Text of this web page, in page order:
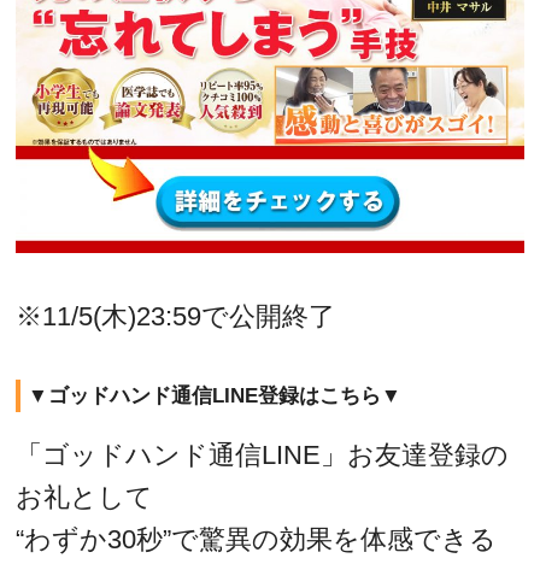
※11/5(木)23:59で公開終了
▼ゴッドハンド通信LINE登録はこちら▼
「ゴッドハンド通信LINE」お友達登録の
お礼として
“わずか30秒”で驚異の効果を体感できる